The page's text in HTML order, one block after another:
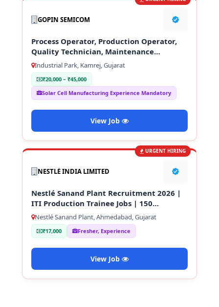
GOPIN SEMICOM
Process Operator, Production Operator,
Quality Technician, Maintenance
Technician
Industrial Park, Kamrej, Gujarat
₹20,000 – ₹45,000
Solar Cell Manufacturing Experience Mandatory
View Job
URGENT HIRING
NESTLÉ INDIA LIMITED
Nestlé Sanand Plant Recruitment 2026 |
ITI Production Trainee Jobs | 150
Vacancies
Nestlé Sanand Plant, Ahmedabad, Gujarat
₹17,000 Fresher, Experience
View Job